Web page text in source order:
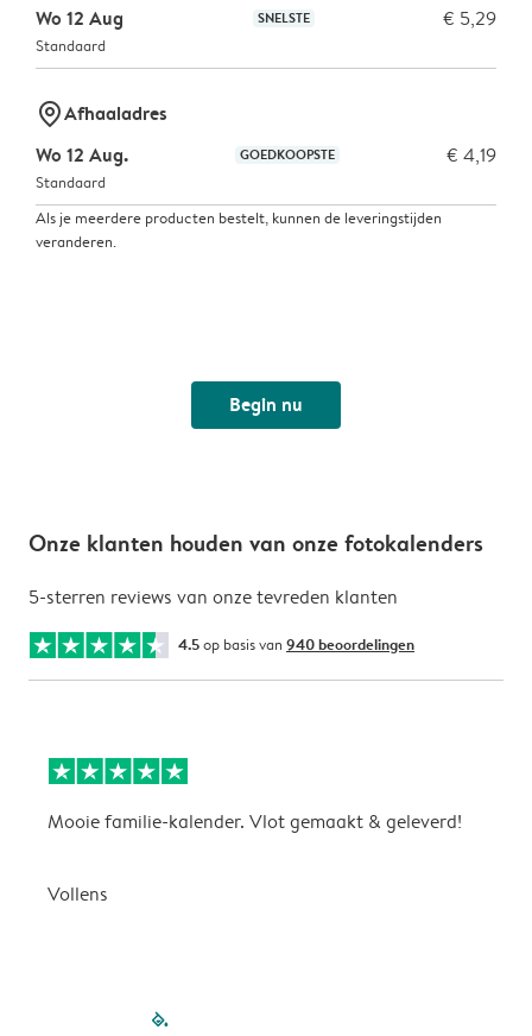
Wo 12 Aug SNELSTE € 5,29
Standaard
marker-pinAfhaaladres
Wo 12 Aug.
GOEDKOOPSTE € 4,19
Standaard
Als je meerdere producten bestelt, kunnen de leveringstijden
veranderen.
Begin nu
Onze klanten houden van onze fotokalenders
5-sterren reviews van onze tevreden klanten
4.5op basis van 940 beoordelingen
Mooie familie-kalender. Vlot gemaakt & geleverd!
Vollens
filled-pagination